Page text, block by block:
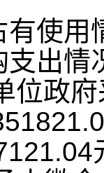
有使
支出情
位政